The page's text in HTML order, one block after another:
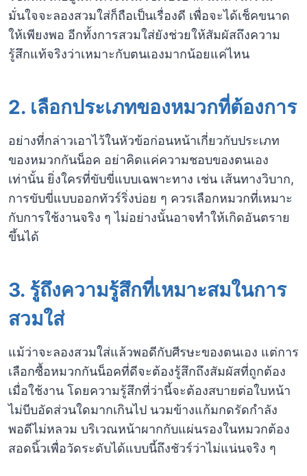
มั่นใจจะลองสวมใส่ก็ถือเป็นเรื่องดี เพื่อจะได้เช็คขนาด
ให้เพียงพอ อีกทั้งการสวมใส่ยังช่วยให้สัมผัสถึงความ
รู้สึกแท้จริงว่าเหมาะกับตนเองมากน้อยแค่ไหน
2. เลือกประเภทของหมวกที่ต้องการ
อย่างที่กล่าวเอาไว้ในหัวข้อก่อนหน้าเกี่ยวกับประเภท
ของหมวกกันน็อค อย่าคิดแค่ความชอบของตนเอง
เท่านั้น ยิ่งใครที่ขับขี่แบบเฉพาะทาง เช่น เส้นทางวิบาก,
การขับขี่แบบออกทัวร์ริ่งบ่อย ๆ ควรเลือกหมวกที่เหมาะ
กับการใช้งานจริง ๆ ไม่อย่างนั้นอาจทำให้เกิดอันตราย
ขึ้นได้
3. รู้ถึงความรู้สึกที่เหมาะสมในการ
สวมใส่
แม้ว่าจะลองสวมใส่แล้วพอดีกับศีรษะของตนเอง แต่การ
เลือกซื้อหมวกกันน็อคที่ดีจะต้องรู้สึกถึงสัมผัสที่ถูกต้อง
เมื่อใช้งาน โดยความรู้สึกที่ว่านี้จะต้องสบายต่อใบหน้า
ไม่บีบอัดส่วนใดมากเกินไป นวมข้างแก้มกดรัดกำลัง
พอดีไม่หลวม บริเวณหน้าผากกับแผ่นรองในหมวกต้อง
สอดนิ้วเพื่อวัดระดับได้แบบนี้ถึงชัวร์ว่าไม่แน่นจริง ๆ